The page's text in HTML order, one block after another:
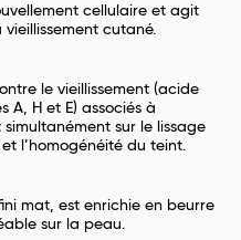
cellulaire et agit
cutané.
le vieillissement (acide
A, H et E) associés à
sur le lissage
l’homogénéité du teint.
mat, est enrichie en beurre
sur la peau.